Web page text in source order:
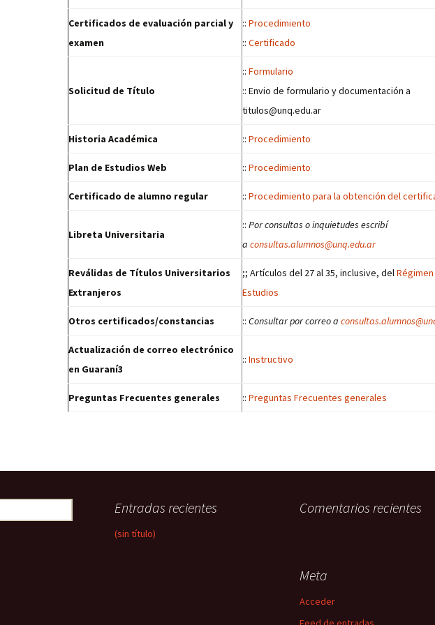
Certificados de evaluación parcial y
examen
:: Procedimiento
:: Certificado
Solicitud de Título
:: Formulario
:: Envio de formulario y documentación a
titulos@unq.edu.ar
Historia Académica :: Procedimiento
Plan de Estudios Web :: Procedimiento
Certificado de alumno regular :: Procedimiento para la obtención del
Libreta Universitaria
:: Por consultas o inquietudes escribí
a consultas.alumnos@unq.edu.ar
Reválidas de Títulos Universitarios
Extranjeros
;; Artículos del 27 al 35, inclusive, del
Estudios
Otros certificados/constancias :: Consultar por correo a
Actualización de correo electrónico
en Guaraní3
:: Instructivo
Preguntas Frecuentes generales :: Preguntas Frecuentes generales
Entradas recientes
(sin título)
Comentarios recientes
Meta
Acceder